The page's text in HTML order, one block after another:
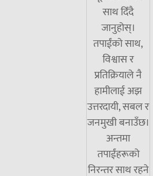
साथ दिँदै
जानुहोस्।
तपाईंको साथ,
विश्वास र
प्रतिक्रियाले नै
हामीलाई अझ
उत्तरदायी, सबल र
जनमुखी बनाउँछ।
अन्तमा
तपाईंहरूको
निरन्तर साथ रहने